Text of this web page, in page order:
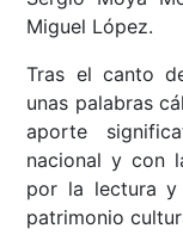
Miguel López.
Tras el canto
unas palabras
aporte
nacional y con
por la lectura y
patrimonio